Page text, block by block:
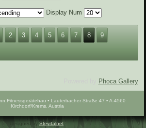
Display Num
2 3 4 5 6 7 8 9
Phoca Gallery
Fitnessgerätebau • Lauterbacher Straße 47 • A-4560
Kirchdorf/Krems, Austria
Designed by Steyrtalnet.